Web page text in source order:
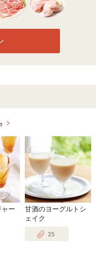
ー
甘酒のヨーグルトシ
ェイク
25